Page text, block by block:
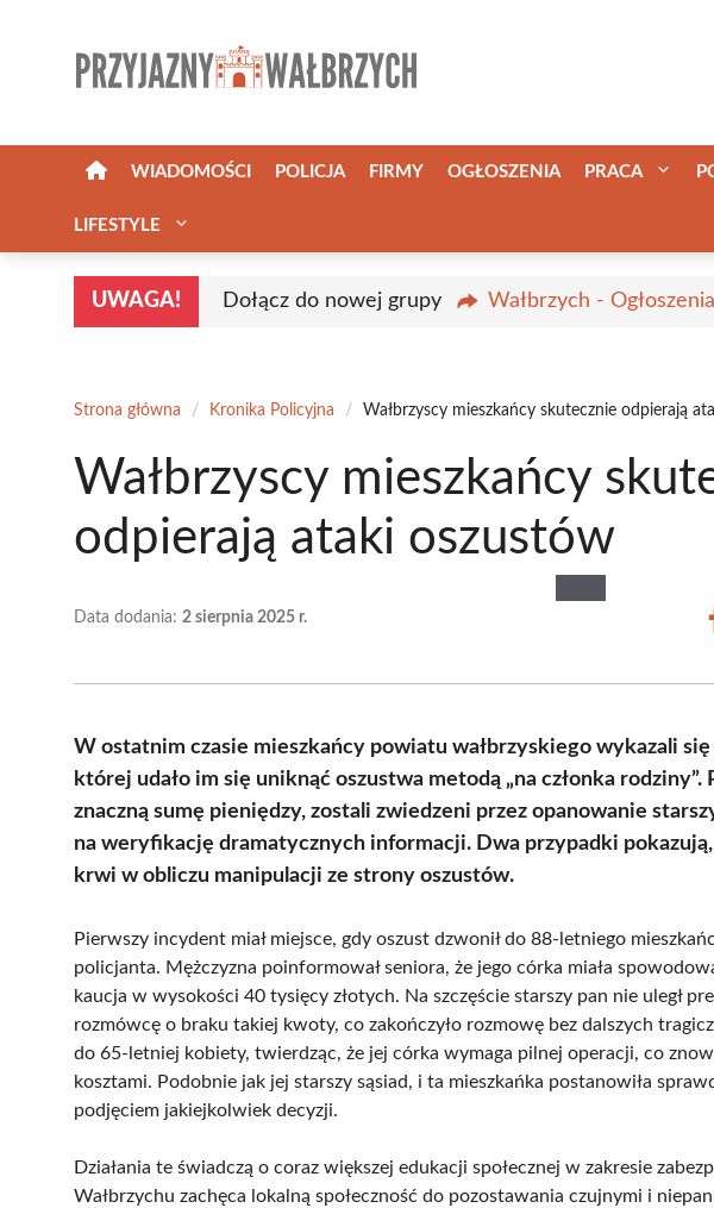
WIADOMOŚCI POLICJA FIRMY OGŁOSZENIA PRACA
LIFESTYLE
UWAGA! Dołącz do nowej grupy Wałbrzych -
Strona główna / Kronika Policyjna / Wałbrzyscy mieszkańcy skutecznie odpierają
Wałbrzyscy mieszkańcy
odpierają ataki oszustów
Data dodania: 2 sierpnia 2025 r.
W ostatnim czasie mieszkańcy powiatu wałbrzyskiego wykazali
której udało im się uniknąć oszustwa metodą „na członka
znaczną sumę pieniędzy, zostali zwiedzeni przez opanowanie
na weryfikację dramatycznych informacji. Dwa przypadki
krwi w obliczu manipulacji ze strony oszustów.
Pierwszy incydent miał miejsce, gdy oszust dzwonił do 88-letniego
policjanta. Mężczyzna poinformował seniora, że jego córka miała
kaucja w wysokości 40 tysięcy złotych. Na szczęście starszy pan nie uległ
rozmówcę o braku takiej kwoty, co zakończyło rozmowę bez dalszych
do 65-letniej kobiety, twierdząc, że jej córka wymaga pilnej operacji, co
kosztami. Podobnie jak jej starszy sąsiad, i ta mieszkańka postanowiła
podjęciem jakiejkolwiek decyzji.
Działania te świadczą o coraz większej edukacji społecznej w zakresie
Wałbrzychu zachęca lokalną społeczność do pozostawania czujnymi i